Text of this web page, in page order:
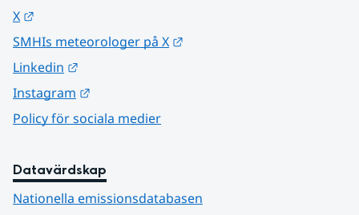
X
SMHIs meteorologer på X
Linkedin
Instagram
Policy för sociala medier
Datavärdskap
Nationella emissionsdatabasen